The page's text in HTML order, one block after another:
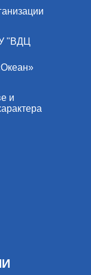
"ВДЦ
и